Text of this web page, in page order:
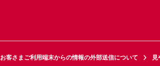
お客さまご利用端末からの情報の外部送信について 見